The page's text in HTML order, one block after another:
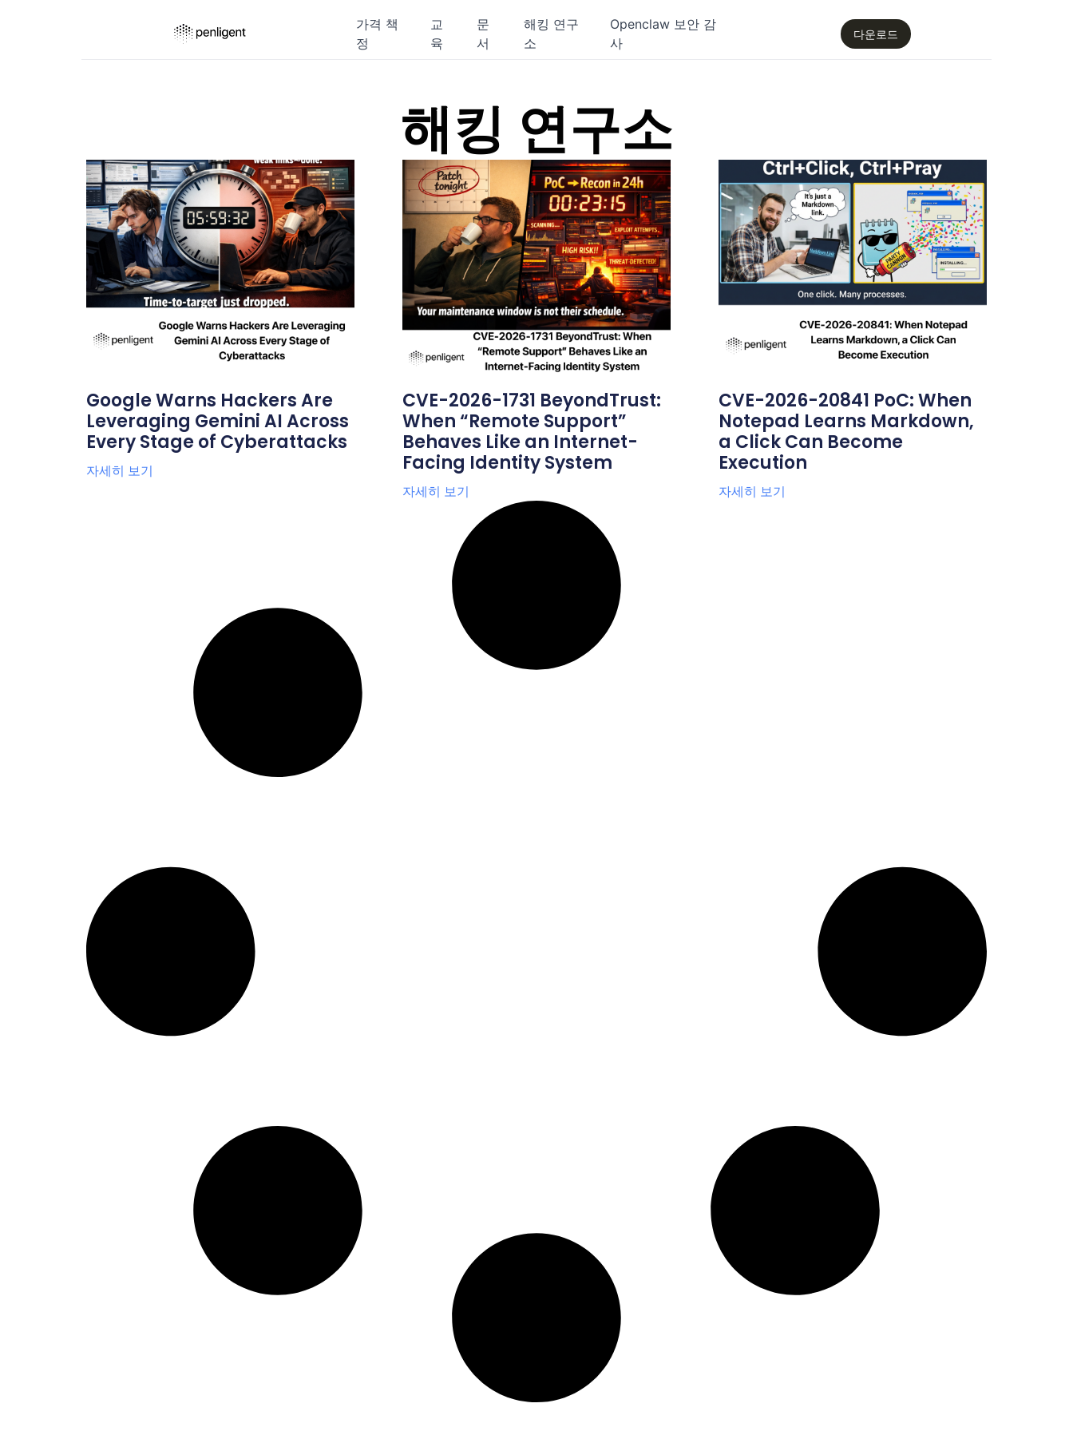
가격 책
정
교
육
문
서
해킹 연구
소
Openclaw 보안 감
사
다운로드
해킹 연구소
Google Warns Hackers Are
Leveraging Gemini AI Across
Every Stage of Cyberattacks
자세히 보기
CVE-2026-1731 BeyondTrust:
When “Remote Support”
Behaves Like an Internet-
Facing Identity System
자세히 보기
CVE-2026-20841 PoC: When
Notepad Learns Markdown,
a Click Can Become
Execution
자세히 보기